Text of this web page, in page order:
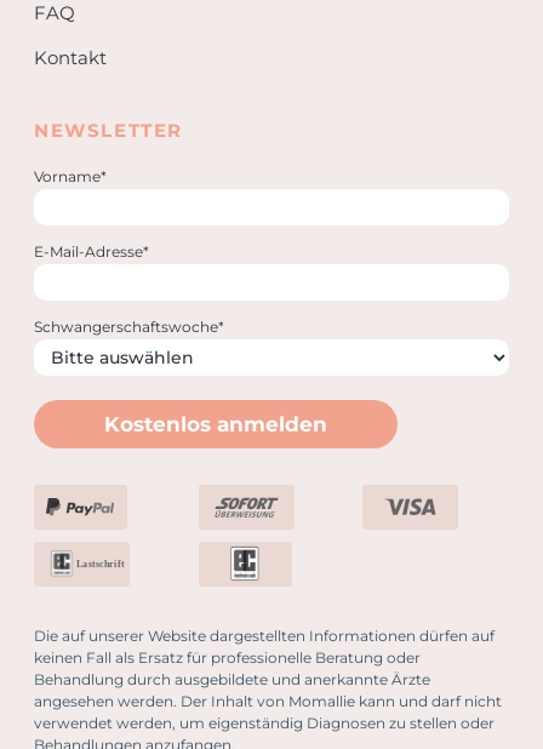
FAQ
Kontakt
NEWSLETTER
Vorname*
E-Mail-Adresse*
Schwangerschaftswoche*
Kostenlos anmelden
Lastschrift
Die auf unserer Website dargestellten Informationen dürfen auf
keinen Fall als Ersatz für professionelle Beratung oder
Behandlung durch ausgebildete und anerkannte Ärzte
angesehen werden. Der Inhalt von Momallie kann und darf nicht
verwendet werden, um eigenständig Diagnosen zu stellen oder
Behandlungen anzufangen.